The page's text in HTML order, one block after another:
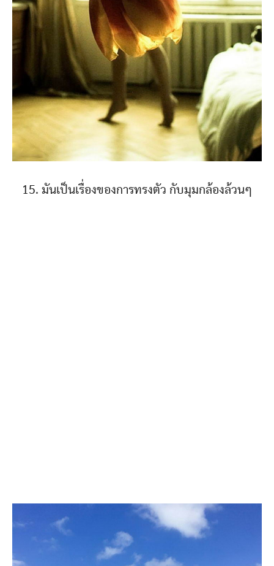
15. มันเป็นเรื่องของการทรงตัว กับมุมกล้องล้วนๆ